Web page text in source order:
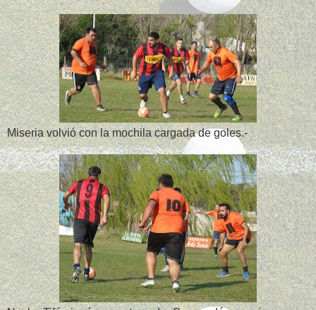
Miseria volvió con la mochila cargada de goles.-